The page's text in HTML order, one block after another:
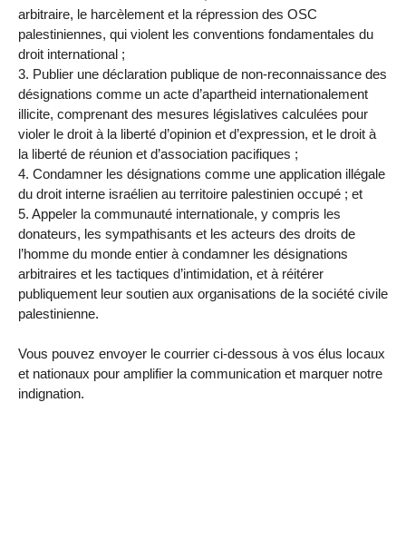
arbitraire, le harcèlement et la répression des OSC
palestiniennes, qui violent les conventions fondamentales du
droit international ;
3. Publier une déclaration publique de non-reconnaissance des
désignations comme un acte d’apartheid internationalement
illicite, comprenant des mesures législatives calculées pour
violer le droit à la liberté d’opinion et d’expression, et le droit à
la liberté de réunion et d’association pacifiques ;
4. Condamner les désignations comme une application illégale
du droit interne israélien au territoire palestinien occupé ; et
5. Appeler la communauté internationale, y compris les
donateurs, les sympathisants et les acteurs des droits de
l’homme du monde entier à condamner les désignations
arbitraires et les tactiques d’intimidation, et à réitérer
publiquement leur soutien aux organisations de la société civile
palestinienne.
Vous pouvez envoyer le courrier ci-dessous à vos élus locaux
et nationaux pour amplifier la communication et marquer notre
indignation.